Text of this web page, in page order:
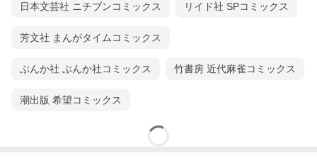
日本文芸社 ニチブンコミックス リイド社 SPコミックス
芳文社 まんがタイムコミックス
ぶんか社 ぶんか社コミックス 竹書房 近代麻雀コミックス
潮出版 希望コミックス